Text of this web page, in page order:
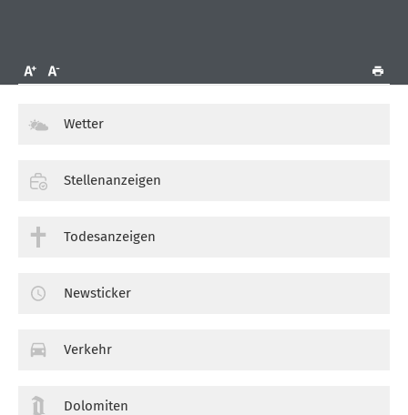
Wetter
Stellenanzeigen
Todesanzeigen
Newsticker
Verkehr
Dolomiten